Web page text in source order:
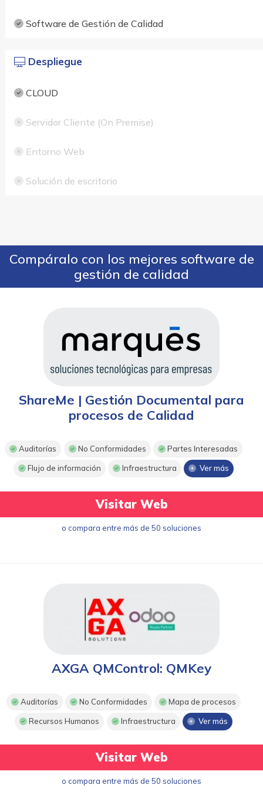
Software de Gestión de Calidad
Despliegue
CLOUD
Servidor Cliente (On Premise)
Entorno Web
Solución de escritorio
Compáralo con los mejores software de
gestión de calidad
ShareMe | Gestión Documental para
procesos de Calidad
Auditorías No Conformidades Partes Interesadas
Flujo de información Infraestructura Ver más
Visitar Web
o compara entre más de 50 soluciones
AXGA QMControl: QMKey
Auditorías No Conformidades Mapa de procesos
Recursos Humanos Infraestructura Ver más
Visitar Web
o compara entre más de 50 soluciones